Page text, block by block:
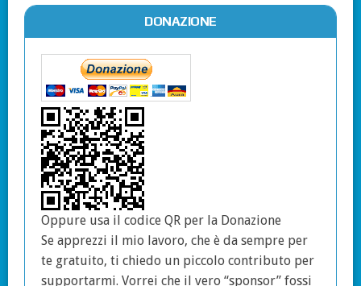
DONAZIONE
Oppure usa il codice QR per la Donazione
Se apprezzi il mio lavoro, che è da sempre per
te gratuito, ti chiedo un piccolo contributo per
supportarmi. Vorrei che il vero “sponsor” fossi